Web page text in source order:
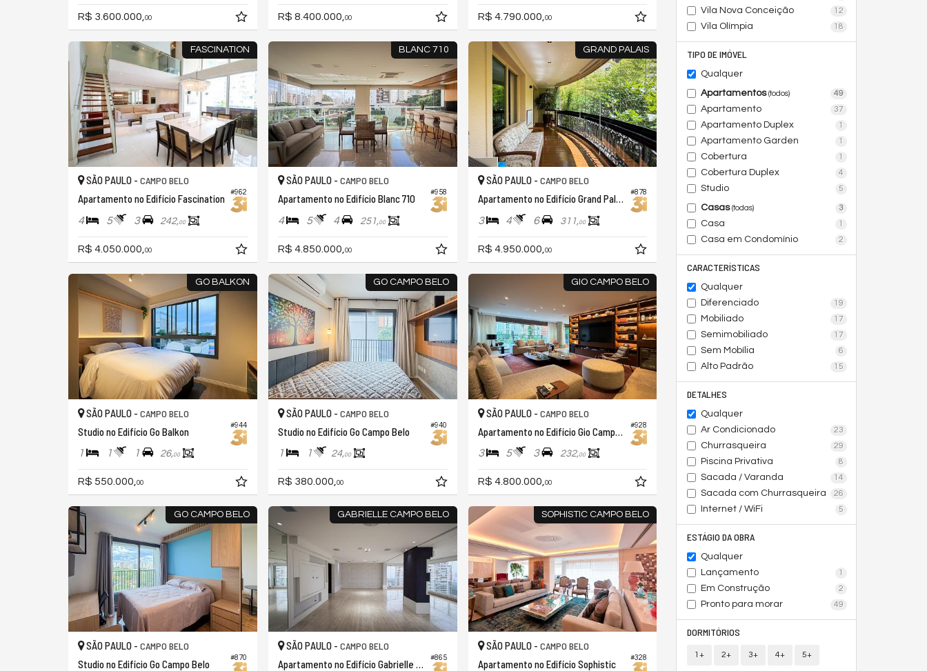
Vila Nova Conceição 12
Vila Olímpia 18
TIPO DE IMÓVEL
Qualquer
Apartamentos(todos) 49
Apartamento 37
Apartamento Duplex 1
Apartamento Garden 1
Cobertura 1
Cobertura Duplex 4
Studio 5
Casas(todas) 3
Casa 1
Casa em Condomínio 2
CARACTERÍSTICAS
Qualquer
Diferenciado
19
Mobiliado 17
Semimobiliado 17
Sem Mobília 6
Alto Padrão 15
DETALHES
Qualquer
Ar Condicionado
23
Churrasqueira 29
Piscina Privativa 8
Sacada / Varanda 14
Sacada com Churrasqueira 26
Internet / WiFi 5
ESTÁGIO DA OBRA
Qualquer
Lançamento
1
Em Construção 2
Pronto para morar 49
DORMITÓRIOS
1+ 2+ 3+ 4+ 5+
R$ 3.600.000, 00 R$ 8.400.000, 00 R$ 4.790.000, 00
FASCINATION
#962
SÃO PAULO - CAMPO BELO
Apartamento no Edifício Fascination
4 5 3 242,00
R$ 4.050.000, 00
BLANC 710
#958
SÃO PAULO - CAMPO BELO
Apartamento no Edifício Blanc 710
4 5 4 251,00
R$ 4.850.000, 00
GRAND PALAIS
#878
SÃO PAULO - CAMPO BELO
Apartamento no Edifício Grand Palais
3 4 6 311,00
R$ 4.950.000, 00
GO BALKON
#944
SÃO PAULO - CAMPO BELO
Studio no Edifício Go Balkon
1 1 1 26,00
R$ 550.000, 00
GO CAMPO BELO
#940
SÃO PAULO - CAMPO BELO
Studio no Edifício Go Campo Belo
1 1 24,00
R$ 380.000, 00
GIO CAMPO BELO
#928
SÃO PAULO - CAMPO BELO
Apartamento no Edifício Gio Campo Belo
3 5 3 232,00
R$ 4.800.000, 00
GO CAMPO BELO
#870
SÃO PAULO - CAMPO BELO
Studio no Edifício Go Campo Belo
GABRIELLE CAMPO BELO
#865
SÃO PAULO - CAMPO BELO
Apartamento no Edifício Gabrielle Campo Belo
SOPHISTIC CAMPO BELO
#328
SÃO PAULO - CAMPO BELO
Apartamento no Edifício Sophistic